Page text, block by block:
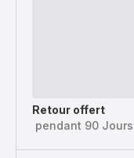
Retour offert
pendant 90 Jours